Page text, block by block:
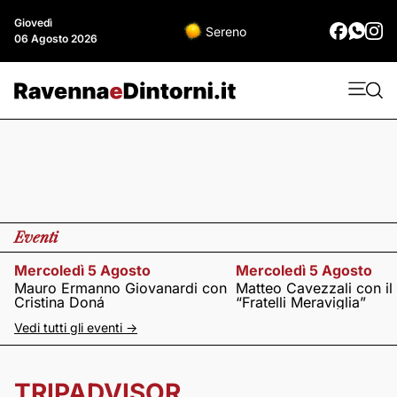
Giovedì
06 Agosto 2026
Sereno
Eventi
Mercoledì 5 Agosto
Mauro Ermanno Giovanardi con
Cristina Doná
Mercoledì 5 Agosto
Matteo Cavezzali con il
“Fratelli Meraviglia”
Vedi tutti gli eventi ->